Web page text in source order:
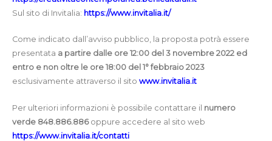
Sul sito di Invitalia: https://www.invitalia.it/
Come indicato dall’avviso pubblico, la proposta potrà essere
presentata a partire dalle ore 12:00 del 3 novembre 2022 ed
entro e non oltre le ore 18:00 del 1° febbraio 2023
esclusivamente attraverso il sito www.invitalia.it
Per ulteriori informazioni è possibile contattare il numero
verde 848.886.886oppure accedere al sito web
https://www.invitalia.it/contatti